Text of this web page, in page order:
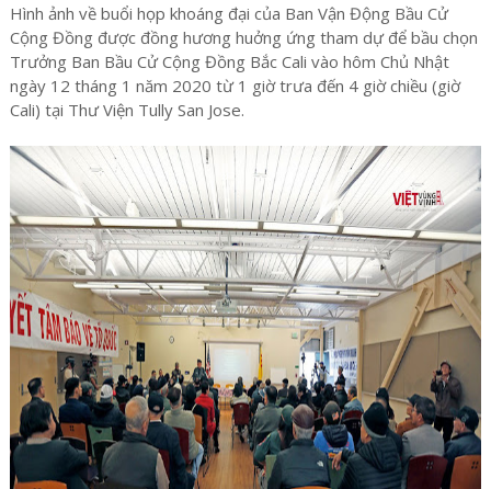
Hình ảnh về buổi họp khoáng đại của Ban Vận Động Bầu Cử
Cộng Đồng được đồng hương huởng ứng tham dự để bầu chọn
Trưởng Ban Bầu Cử Cộng Đồng Bắc Cali vào hôm Chủ Nhật
ngày 12 tháng 1 năm 2020 từ 1 giờ trưa đến 4 giờ chiều (giờ
Cali) tại Thư Viện Tully San Jose.